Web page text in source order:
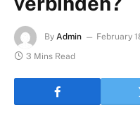
By Admin February
3 Mins Read